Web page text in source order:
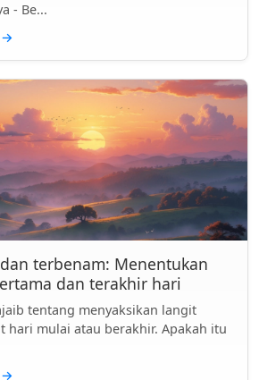
- Be...
→
terbenam: Menentukan
dan terakhir hari
tentang menyaksikan langit
hari mulai atau berakhir. Apakah itu
→